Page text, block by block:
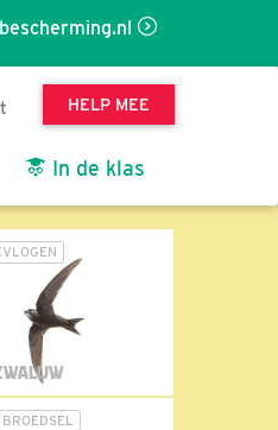
HELP MEE
In de klas
BROEDSEL